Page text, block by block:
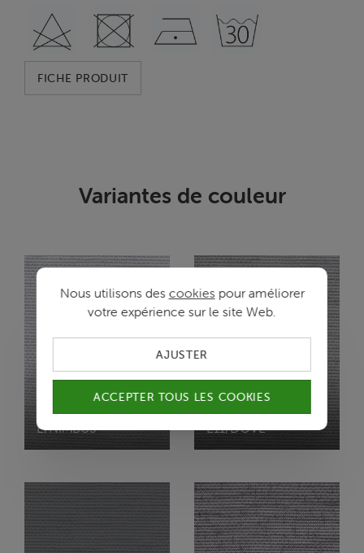
FICHE PRODUIT
Variantes de couleur
E/NIMBUS
ROOT
E11/DOVE
Nous utilisons des cookiespour améliorer
votre expérience sur le site Web.
AJUSTER
ACCEPTER TOUS LES COOKIES